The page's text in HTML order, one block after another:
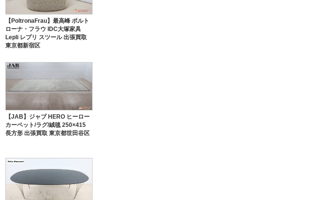
【PoltronaFrau】最高峰 ポルト
ローナ・フラウ IDC大塚家具
Lepli レプリ スツール 出張買取
東京都新宿区
【JAB】ジャブ HERO ヒーロー
カーペット/ラグ/絨毯 250×415
長方形 出張買取 東京都世田谷区